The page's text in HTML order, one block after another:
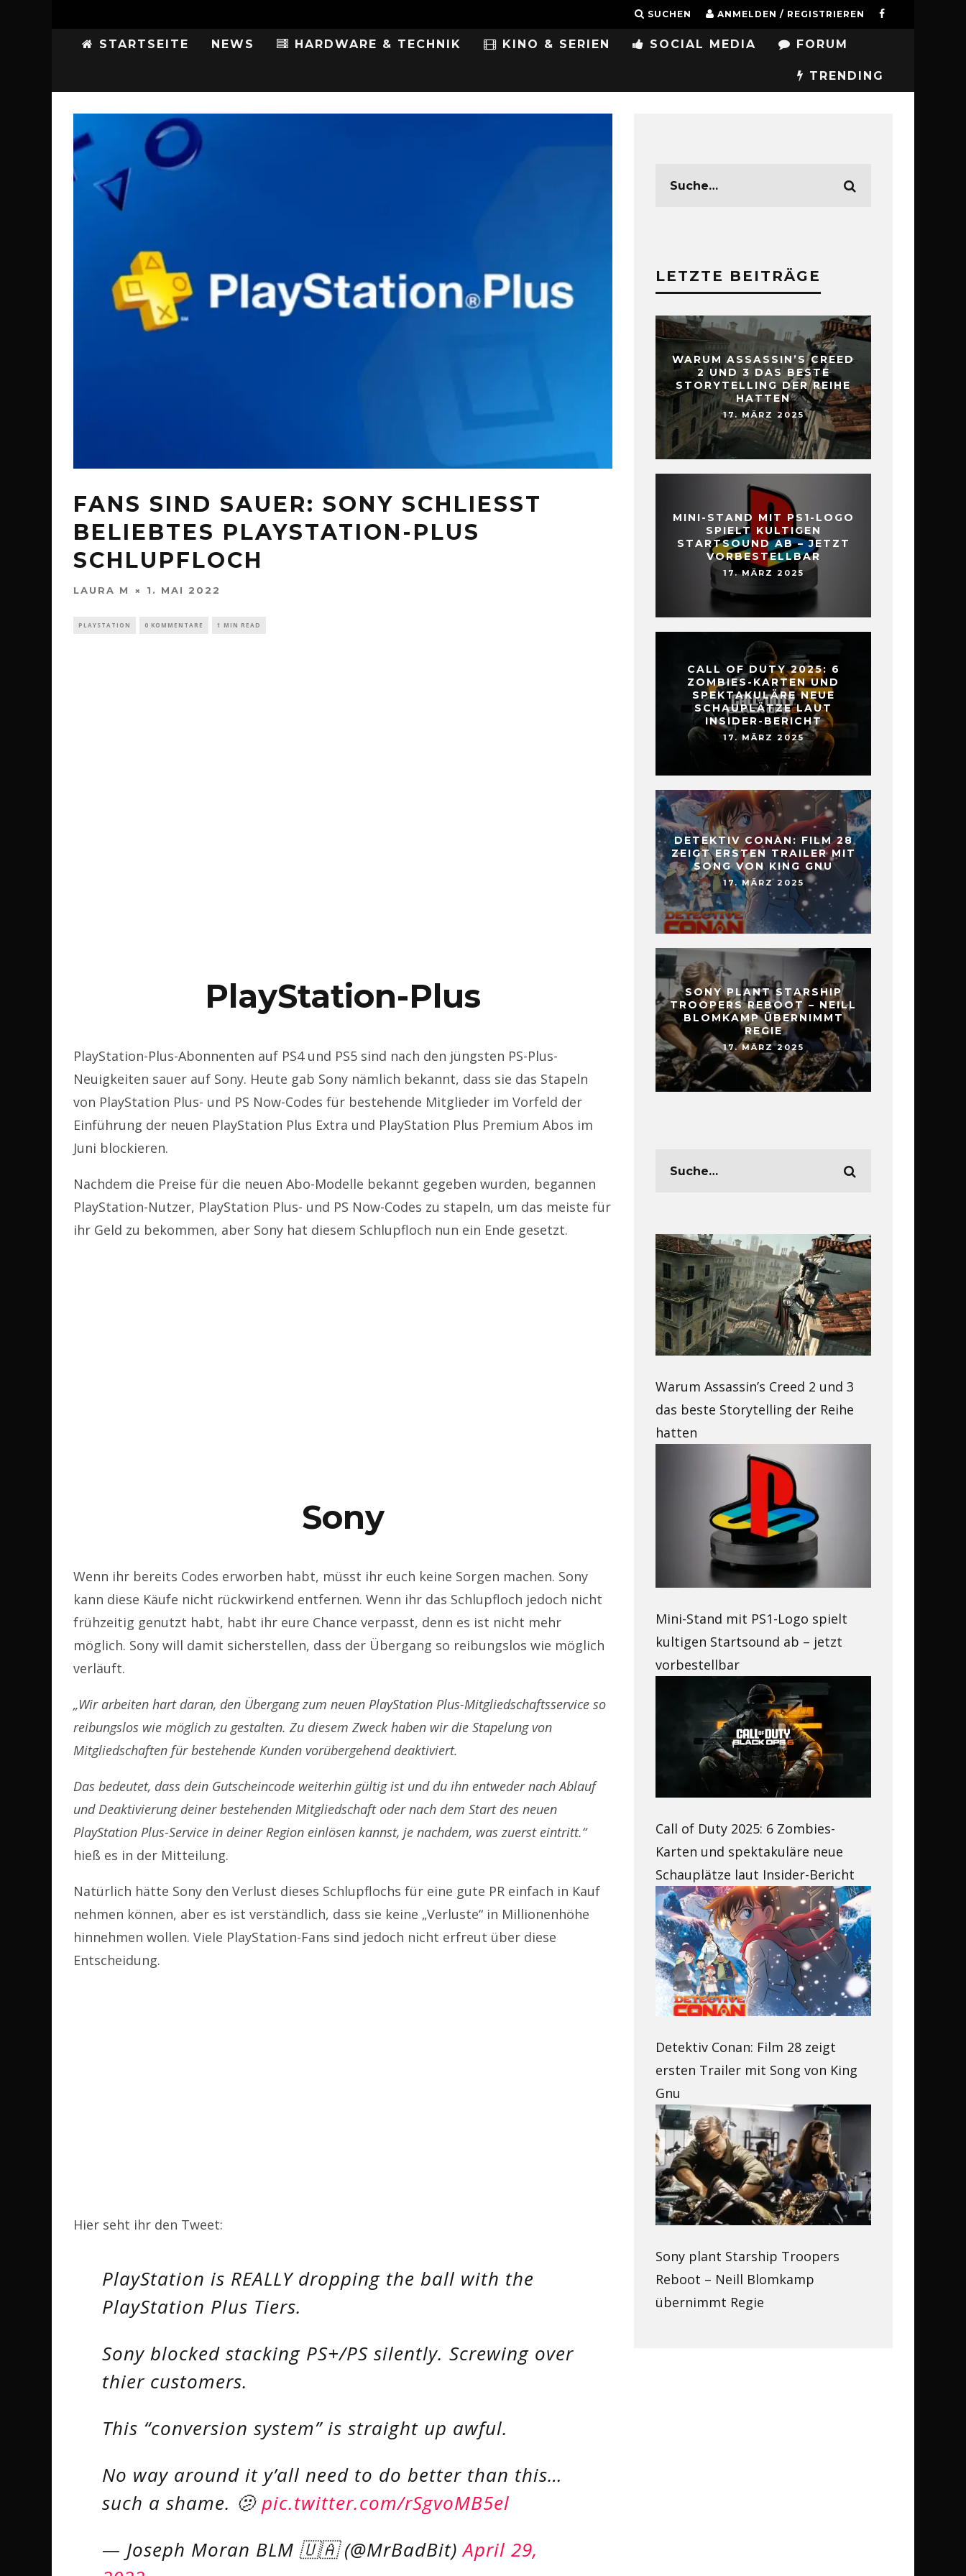
SUCHEN ANMELDEN / REGISTRIEREN
STARTSEITE NEWS HARDWARE & TECHNIK KINO & SERIEN SOCIAL MEDIA FORUM
TRENDING
FANS SIND SAUER: SONY SCHLIESST B
ELIEBTES PLAYSTATION-PLUS S
CHLUPFLOCH
LAURA M 1. MAI 2022
PLAYSTATION 0 KOMMENTARE 1 MIN READ
PlayStation-Plus
PlayStation-Plus-Abonnenten auf PS4 und PS5 sind nach den jüngsten PS-Plus-
Neuigkeiten sauer auf Sony. Heute gab Sony nämlich bekannt, dass sie das Stapeln
von PlayStation Plus- und PS Now-Codes für bestehende Mitglieder im Vorfeld der
Einführung der neuen PlayStation Plus Extra und PlayStation Plus Premium Abos im
Juni blockieren.
Nachdem die Preise für die neuen Abo-Modelle bekannt gegeben wurden, begannen
PlayStation-Nutzer, PlayStation Plus- und PS Now-Codes zu stapeln, um das meiste für
ihr Geld zu bekommen, aber Sony hat diesem Schlupfloch nun ein Ende gesetzt.
Sony
Wenn ihr bereits Codes erworben habt, müsst ihr euch keine Sorgen machen. Sony
kann diese Käufe nicht rückwirkend entfernen. Wenn ihr das Schlupfloch jedoch nicht
frühzeitig genutzt habt, habt ihr eure Chance verpasst, denn es ist nicht mehr
möglich. Sony will damit sicherstellen, dass der Übergang so reibungslos wie möglich
verläuft.
„Wir arbeiten hart daran, den Übergang zum neuen PlayStation Plus-Mitgliedschaftsservice so
reibungslos wie möglich zu gestalten. Zu diesem Zweck haben wir die Stapelung von
Mitgliedschaften für bestehende Kunden vorübergehend deaktiviert.
Das bedeutet, dass dein Gutscheincode weiterhin gültig ist und du ihn entweder nach Ablauf
und Deaktivierung deiner bestehenden Mitgliedschaft oder nach dem Start des neuen
PlayStation Plus-Service in deiner Region einlösen kannst, je nachdem, was zuerst eintritt.“
hieß es in der Mitteilung.
Natürlich hätte Sony den Verlust dieses Schlupflochs für eine gute PR einfach in Kauf
nehmen können, aber es ist verständlich, dass sie keine „Verluste“ in Millionenhöhe
hinnehmen wollen. Viele PlayStation-Fans sind jedoch nicht erfreut über diese
Entscheidung.
Hier seht ihr den Tweet:
PlayStation is REALLY dropping the ball with the
PlayStation Plus Tiers.
Sony blocked stacking PS+/PS silently. Screwing over
thier customers.
This “conversion system” is straight up awful.
No way around it y’all need to do better than this…
such a shame. 🫤pic.twitter.com/rSgvoMB5el
— Joseph Moran BLM 🇺🇦 (@MrBadBit)April 29,
LETZTE BEITRÄGE
WARUM ASSASSIN’S CREED
2 UND 3 DAS BESTE
STORYTELLING DER REIHE
HATTEN
17. MÄRZ 2025
MINI-STAND MIT PS1-LOGO
SPIELT KULTIGEN
STARTSOUND AB – JETZT
VORBESTELLBAR
17. MÄRZ 2025
CALL OF DUTY 2025: 6
ZOMBIES-KARTEN UND
SPEKTAKULÄRE NEUE
SCHAUPLÄTZE LAUT
INSIDER-BERICHT
17. MÄRZ 2025
DETEKTIV CONAN: FILM 28
ZEIGT ERSTEN TRAILER MIT
SONG VON KING GNU
17. MÄRZ 2025
SONY PLANT STARSHIP
TROOPERS REBOOT – NEILL
BLOMKAMP ÜBERNIMMT
REGIE
17. MÄRZ 2025
Warum Assassin’s Creed 2 und 3
das beste Storytelling der Reihe
hatten
Mini-Stand mit PS1-Logo spielt
kultigen Startsound ab – jetzt
vorbestellbar
Call of Duty 2025: 6 Zombies-
Karten und spektakuläre neue
Schauplätze laut Insider-Bericht
Detektiv Conan: Film 28 zeigt
ersten Trailer mit Song von King
Gnu
Sony plant Starship Troopers
Reboot – Neill Blomkamp
übernimmt Regie